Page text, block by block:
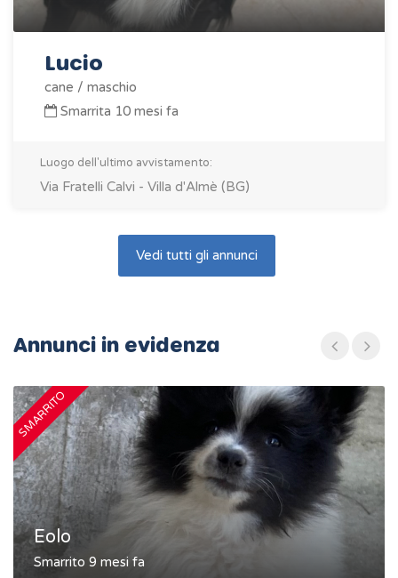
Lucio
cane / maschio
Smarrita 10 mesi fa
Luogo dell'ultimo avvistamento:
Via Fratelli Calvi - Villa d'Almè (BG)
Vedi tutti gli annunci
Annunci in evidenza
SMARRITO
Eolo
Smarrito 9 mesi fa